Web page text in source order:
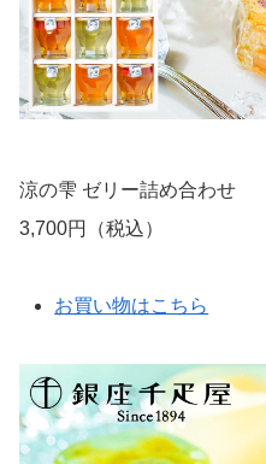
涼の雫 ゼリー詰め合わせ
3,700円（税込）
お買い物はこちら